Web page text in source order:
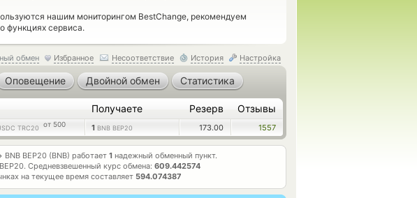
нашим мониторингом BestChange, рекомендуем
функциях сервиса.
обмен Избранное Несоответствие История Настройка
Оповещение Двойной обмен Статистика
Получаете Резерв Отзывы
TRC20 от 500 1 BNB BEP20 173.00 1557
BNB BEP20 (BNB) работает 1 надежный обменный пункт.
Средневзвешенный курс обмена: 609.442574
на текущее время составляет 594.074387